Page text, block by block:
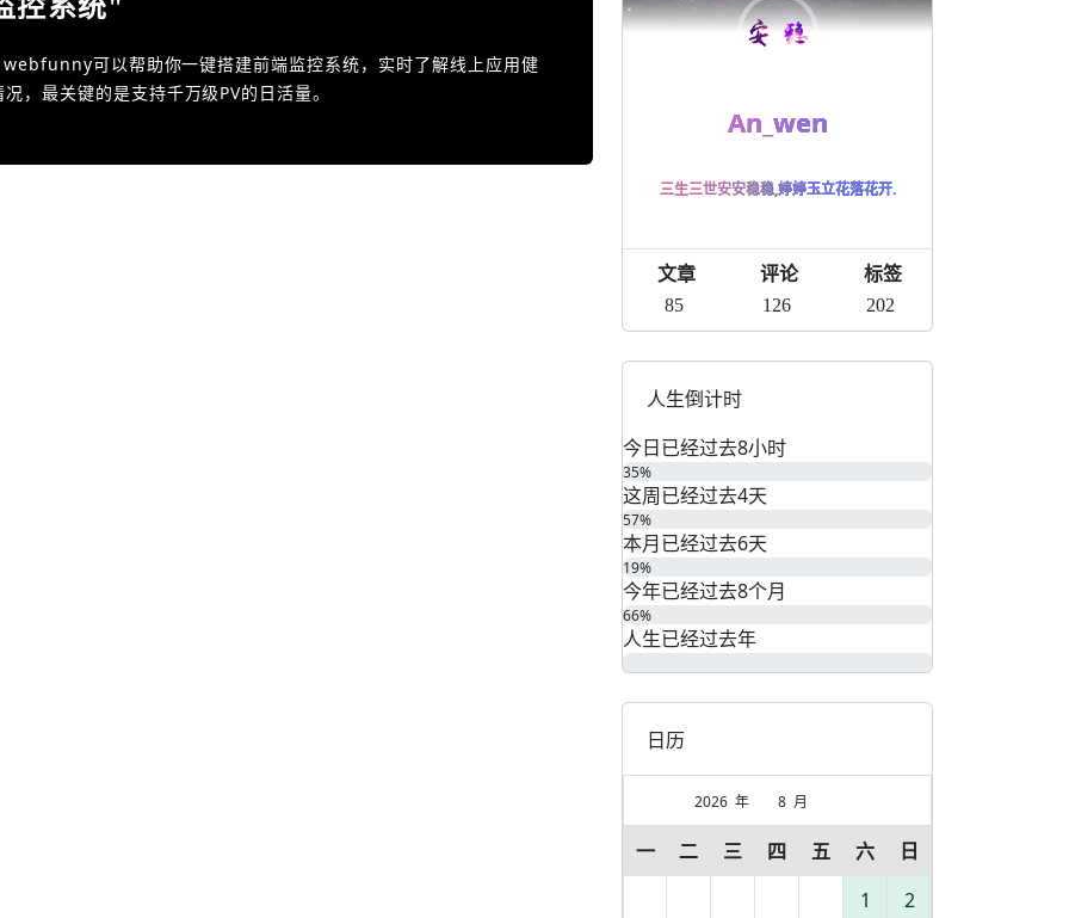
An_wen
三生三世安安稳稳,婷婷玉立花落花开.
文章 评论
标签
85
126 202
人生倒计时
今日已经过去8小时
35%
这周已经过去4天
57%
本月已经过去6天
19%
今年已经过去8个月
66%
人生已经过去年
日历
2026 年 8 月
一 二 三 四 五 六
日
1
2
控系统"
webfunny可以帮助你一键搭建前端监控系统，实时了解线上应用健
况，最关键的是支持千万级PV的日活量。